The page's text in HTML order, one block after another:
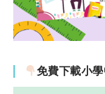
免費下載小